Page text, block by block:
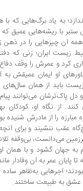
به یاد برگ‌هایی که
ستبر با ریشه‌هایی عمیق
آن چیزهایی را در ذهن
‌زیست ایران؛ زنی که
کرد و عمرش را وقف
او ایمان عمیقش
باید از همان
دل پاک‌ترشان می‌توانند
از نگاه او، کودکان
مبارزه را از مادرش شنیده
عقب ننشیند و برای
می‌دانست، بی‌وقفه
جهان گشود و با همان
پایان عمر به آن وفادار
آجرهایی به‌ظاهر
و عشق به طبیعت ساختند.